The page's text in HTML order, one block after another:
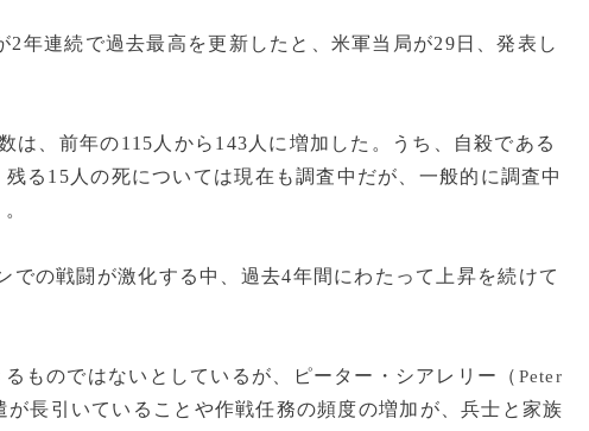
2年連続で過去最高を更新したと、米軍当局が29日、発表し
、前年の115人から143人に増加した。うち、自殺である
る15人の死については現在も調査中だが、一般的に調査中
の戦闘が激化する中、過去4年間にわたって上昇を続けて
ものではないとしているが、ピーター・シアレリー（ Peter
長引いていることや作戦任務の頻度の増加が、兵士と家族